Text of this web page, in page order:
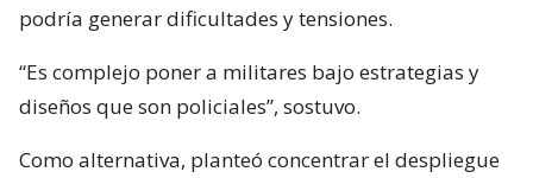
podría generar dificultades y tensiones.
“Es complejo poner a militares bajo estrategias y
diseños que son policiales”, sostuvo.
Como alternativa, planteó concentrar el despliegue